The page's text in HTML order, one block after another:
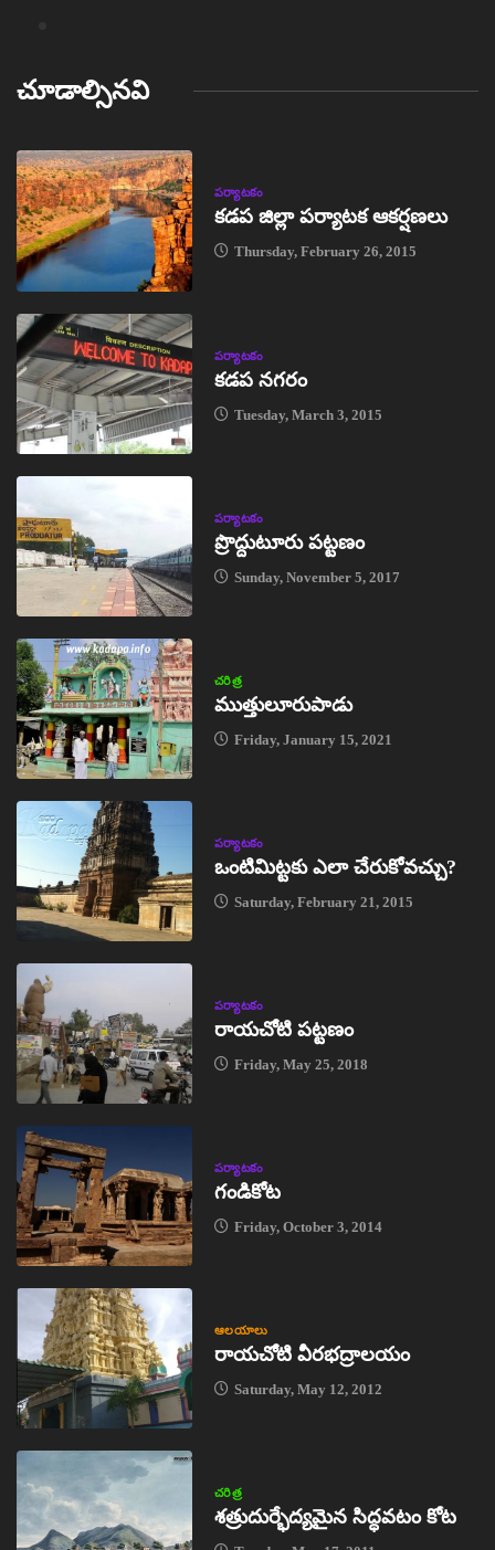
చూడాల్సినవి
పర్యాటకం
కడప జిల్లా పర్యాటక ఆకర్షణలు
Thursday, February 26, 2015
పర్యాటకం
కడప నగరం
Tuesday, March 3, 2015
పర్యాటకం
ప్రొద్దుటూరు పట్టణం
Sunday, November 5, 2017
చరిత్ర
ముత్తులూరుపాడు
Friday, January 15, 2021
పర్యాటకం
ఒంటిమిట్టకు ఎలా చేరుకోవచ్చు?
Saturday, February 21, 2015
పర్యాటకం
రాయచోటి పట్టణం
Friday, May 25, 2018
పర్యాటకం
గండికోట
Friday, October 3, 2014
ఆలయాలు
రాయచోటి వీరభద్రాలయం
Saturday, May 12, 2012
చరిత్ర
శత్రుదుర్భేద్యమైన సిద్ధవటం కోట